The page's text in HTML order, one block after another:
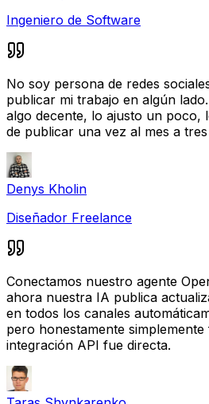
Ingeniero de Software
No soy persona de redes
publicar mi trabajo en algún
algo decente, lo ajusto un poco,
de publicar una vez al mes a
Denys Kholin
Diseñador Freelance
Conectamos nuestro agente
ahora nuestra IA publica
en todos los canales
pero honestamente
integración API fue directa.